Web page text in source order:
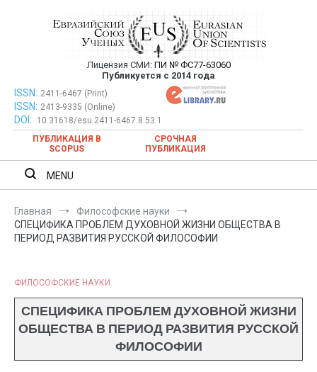
Евразийский Союз Ученых —
публикация научных статей в
ежемесячном научном журнале
Лицензия СМИ: ПИ № ФС77-63060
Публикуется с 2014 года
Евразийский Союз Ученых — публикация научных статей в
ежемесячном научном журнале
ISSN: 2411-6467 (Print)
ISSN: 2413-9335 (Online)
DOI:
10.31618/esu.2411-6467.8.53.1
ПУБЛИКАЦИЯ В
SCOPUS
СРОЧНАЯ
ПУБЛИКАЦИЯ
MENU
Главная
Философские науки
СПЕЦИФИКА ПРОБЛЕМ ДУХОВНОЙ ЖИЗНИ ОБЩЕСТВА В
ПЕРИОД РАЗВИТИЯ РУССКОЙ ФИЛОСОФИИ
ФИЛОСОФСКИЕ НАУКИ
СПЕЦИФИКА ПРОБЛЕМ ДУХОВНОЙ ЖИЗНИ
ОБЩЕСТВА В ПЕРИОД РАЗВИТИЯ РУССКОЙ
ФИЛОСОФИИ